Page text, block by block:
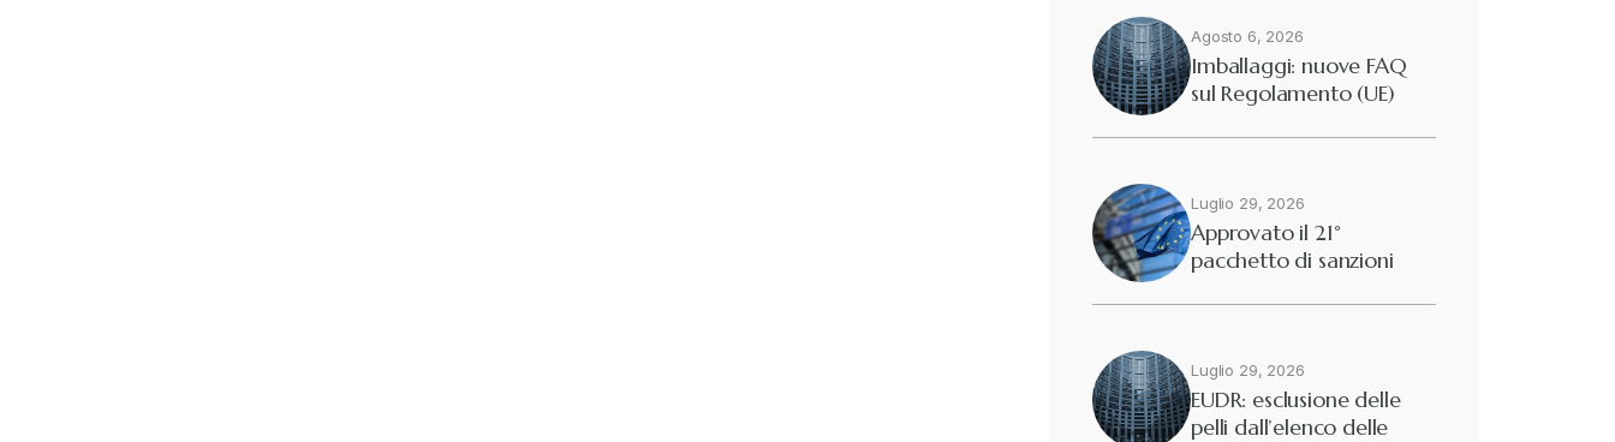
Agosto 6, 2026
Imballaggi: nuove FAQ
sul Regolamento (UE)
Luglio 29, 2026
Approvato il 21°
pacchetto di sanzioni
Luglio 29, 2026
EUDR: esclusione delle
pelli dall’elenco delle